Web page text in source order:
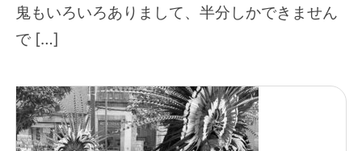
鬼もいろいろありまして、半分しかできません
で […]